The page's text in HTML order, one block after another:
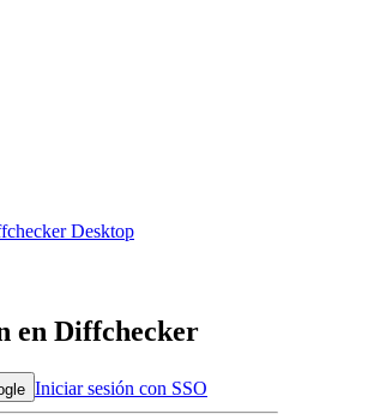
Desktop
en Diffchecker
Iniciar sesión con SSO